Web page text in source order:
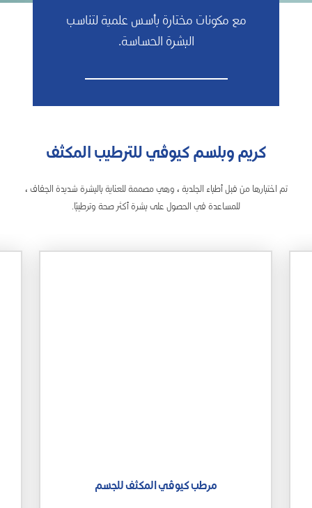
مع مكونات مختارة بأسس علمية لتناسب
البشرة الحساسة.
كريم وبلسم كيوڤي للترطيب المكثف
تم اختبارها من قبل أطباء الجلدية ، وهي مصممة للعناية بالبشرة شديدة الجفاف ،
للمساعدة في الحصول على بشرة أكثر صحة وترطيبًا.
مرطب كيوڤي المكثف للجسم